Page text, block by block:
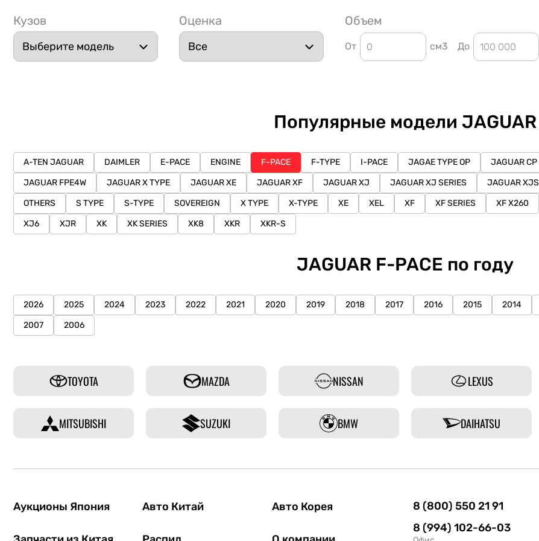
Кузов Оценка Объем
От см3 До
Популярные модели JAGUAR
A-TEN JAGUAR DAIMLER E-PACE ENGINE F-PACE F-TYPE I-PACE JAGAE TYPE OP JAGUAR CP
JAGUAR FPE4W
JAGUAR X TYPE JAGUAR XE JAGUAR XF JAGUAR XJ JAGUAR XJ SERIES JAGUAR XJS
OTHERS
S TYPE S-TYPE SOVEREIGN X TYPE X-TYPE XE XEL XF XF SERIES XF X260
XJ6
XJR XK XK SERIES XK8 XKR XKR-S
JAGUAR F-PACE по году
2026 2025 2024 2023 2022 2021 2020 2019 2018 2017 2016 2015 2014
2007
2006
TOYOTA MAZDA NISSAN LEXUS
MITSUBISHI SUZUKI BMW DAIHATSU
Аукционы Япония Авто Китай Авто Корея
8 (800) 550 21 91
8 (994) 102-66-03